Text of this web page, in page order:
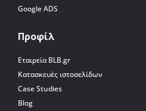
Google ADS
Προφίλ
Εταιρεία BLB.gr
Κατασκευές ιστοσελίδων
Case Studies
Blog